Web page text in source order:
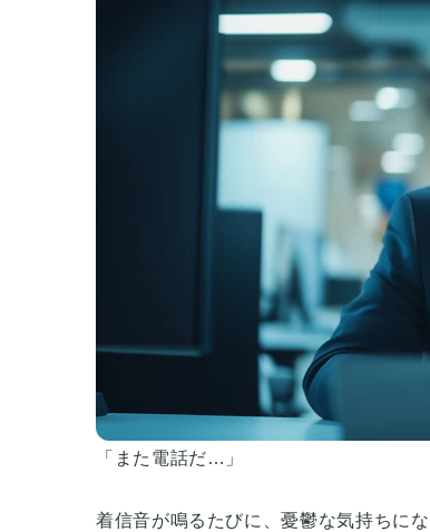
「また電話だ…」
着信音が鳴るたびに、憂鬱な気持ちに